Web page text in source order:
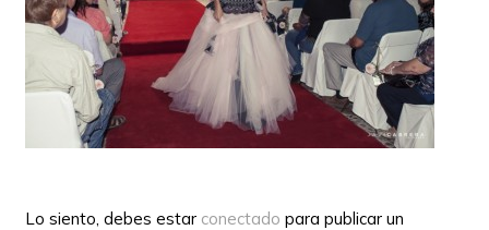
Lo siento, debes estar conectado para publicar un